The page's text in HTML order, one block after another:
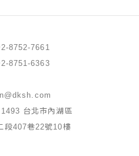
8752-7661
8751-6363
台北市內湖區
段407巷22號10樓